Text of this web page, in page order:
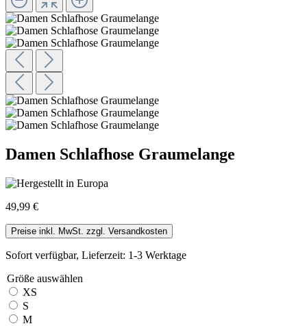
Damen Schlafhose Graumelange
49,99 €
Preise inkl. MwSt. zzgl. Versandkosten
Sofort verfügbar, Lieferzeit: 1-3 Werktage
Größe auswählen
XS
S
M